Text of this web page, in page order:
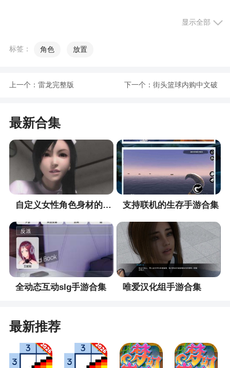
2、采用3D引擎打造真实武林江湖，每一次都可
3、炼制的这些武器很厉害，短时间内成功的把
4、《逆水寒》非常强调“武侠代入感”和“江湖探
动态剧情来呈现，玩家通过主线任务推动剧情走
向，同时自己也是剧情中的一员
5、对手从不同的地区而来，它们的能力跟你差
不错，胜负都是瞬间决出来
小编评价
1、逆水寒是一款趣味十足的沙盒3D武侠类动作
手游。令人惊叹的游戏画风，带来顶级视觉冲击，
人物造型、画风场景等都超级真实，让玩家们享受
最一流的沉浸式体验。真实的光效与流光回转的特
效交融，高清极致引擎实时渲染，为昔日粉丝与武
侠迷爱好者雕塑了这一片有血有肉的江湖
戏画面唯美的中国风，角色郁郁如生。让你欲罢不
能。游戏采用即时战斗玩法，操作十分刺激，羁绊
技能合体大招。还在等什么?赶快来下载体验吧
显示全部
标签： 角色 放置
上一个： 雷龙完整版 下一个： 街头篮球内购中文破
最新合集
自定义女性角色身材的手游合集 支持联机的生存手游合集
全动态互动slg手游合集 唯爱汉化组手游合集
最新推荐